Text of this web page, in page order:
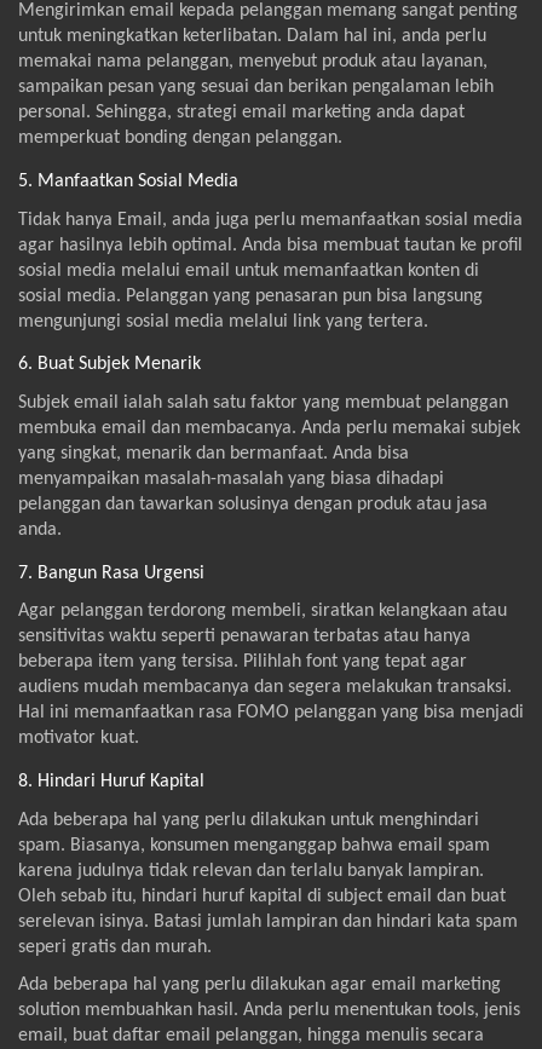
Mengirimkan email kepada pelanggan memang sangat penting
untuk meningkatkan keterlibatan. Dalam hal ini, anda perlu
memakai nama pelanggan, menyebut produk atau layanan,
sampaikan pesan yang sesuai dan berikan pengalaman lebih
personal. Sehingga, strategi email marketing anda dapat
memperkuat bonding dengan pelanggan.
5. Manfaatkan Sosial Media
Tidak hanya Email, anda juga perlu memanfaatkan sosial media
agar hasilnya lebih optimal. Anda bisa membuat tautan ke profil
sosial media melalui email untuk memanfaatkan konten di
sosial media. Pelanggan yang penasaran pun bisa langsung
mengunjungi sosial media melalui link yang tertera.
6. Buat Subjek Menarik
Subjek email ialah salah satu faktor yang membuat pelanggan
membuka email dan membacanya. Anda perlu memakai subjek
yang singkat, menarik dan bermanfaat. Anda bisa
menyampaikan masalah-masalah yang biasa dihadapi
pelanggan dan tawarkan solusinya dengan produk atau jasa
anda.
7. Bangun Rasa Urgensi
Agar pelanggan terdorong membeli, siratkan kelangkaan atau
sensitivitas waktu seperti penawaran terbatas atau hanya
beberapa item yang tersisa. Pilihlah font yang tepat agar
audiens mudah membacanya dan segera melakukan transaksi.
Hal ini memanfaatkan rasa FOMO pelanggan yang bisa menjadi
motivator kuat.
8. Hindari Huruf Kapital
Ada beberapa hal yang perlu dilakukan untuk menghindari
spam. Biasanya, konsumen menganggap bahwa email spam
karena judulnya tidak relevan dan terlalu banyak lampiran.
Oleh sebab itu, hindari huruf kapital di subject email dan buat
serelevan isinya. Batasi jumlah lampiran dan hindari kata spam
seperi gratis dan murah.
Ada beberapa hal yang perlu dilakukan agar email marketing
solution membuahkan hasil. Anda perlu menentukan tools, jenis
email, buat daftar email pelanggan, hingga menulis secara